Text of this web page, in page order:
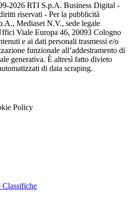
2026 RTI S.p.A. Business Digital -
riservati - Per la pubblicità
Mediaset N.V., sede legale
Viale Europa 46, 20093 Cologno
e ai dati personali trasmessi e/o
funzionale all’addestramento di
generativa. È altresì fatto divieto
di data scraping.
Policy
Classifiche